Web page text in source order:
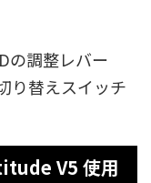
の調整レバー
り替えスイッチ
V5 使用